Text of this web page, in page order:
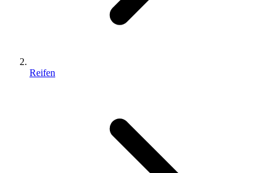
Reifen